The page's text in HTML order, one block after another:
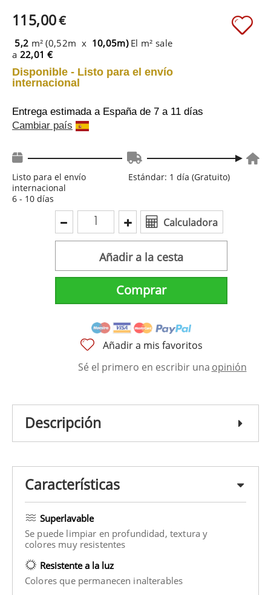
115,00€
5,2 m² (0,52m x 10,05m) El m² sale
a 22,01 €
Disponible - Listo para el envío
internacional
Entrega estimada a España de 7 a 11 días
Cambiar país
Listo para el envío
internacional
6 - 10 días
Estándar: 1 día (Gratuito)
Calculadora
Añadir a la cesta
Comprar
Añadir a mis favoritos
Sé el primero en escribir una opinión
Descripción
Características
Superlavable
Se puede limpiar en profundidad, textura y
colores muy resistentes
Resistente a la luz
Colores que permanecen inalterables